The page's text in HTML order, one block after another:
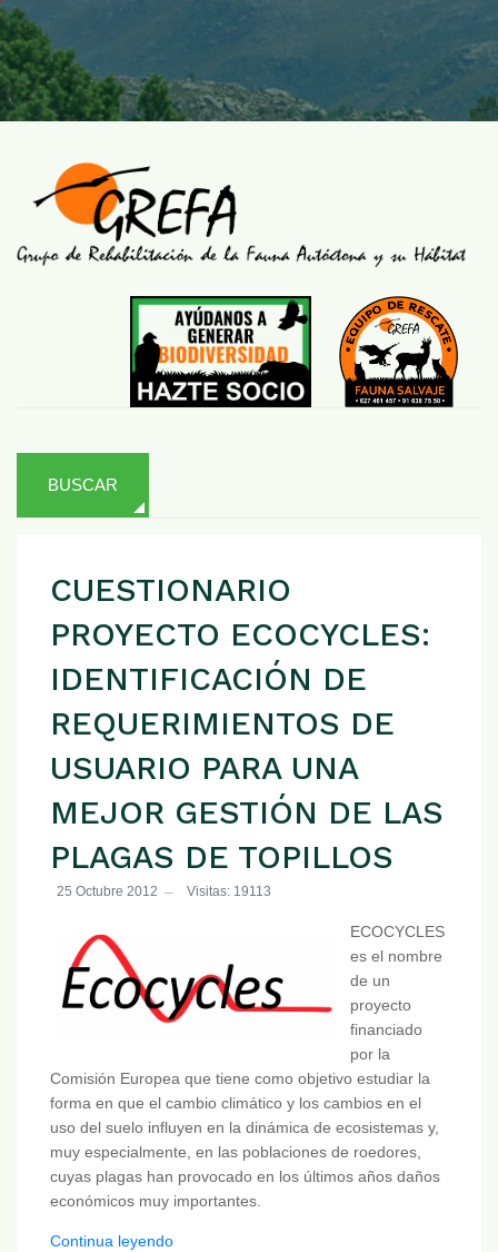
BUSCAR
CUESTIONARIO
PROYECTO ECOCYCLES:
IDENTIFICACIÓN DE
REQUERIMIENTOS DE
USUARIO PARA UNA
MEJOR GESTIÓN DE LAS
PLAGAS DE TOPILLOS
25 Octubre 2012 Visitas: 19113
ECOCYCLES
es el nombre
de un
proyecto
financiado
por la
Comisión Europea que tiene como objetivo estudiar la
forma en que el cambio climático y los cambios en el
uso del suelo influyen en la dinámica de ecosistemas y,
muy especialmente, en las poblaciones de roedores,
cuyas plagas han provocado en los últimos años daños
económicos muy importantes.
Continua leyendo